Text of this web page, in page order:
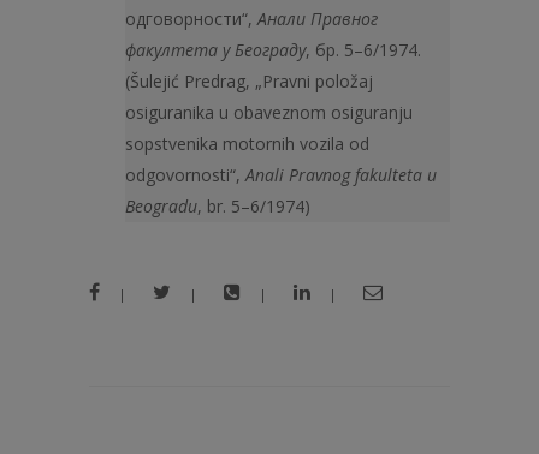
одговорности“,Анали Правног
факултета у Београду, бр. 5–6/1974.
(Šulejić Predrag, „Pravni položaj
osiguranika u obaveznom osiguranju
sopstvenika motornih vozila od
odgovornosti“,Anali Pravnog fakulteta u
Beogradu, br. 5–6/1974)
| | | |